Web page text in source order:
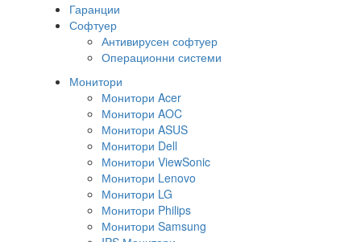
Гаранции
Софтуер
Антивирусен софтуер
Операционни системи
Монитори
Монитори Acer
Монитори AOC
Монитори ASUS
Монитори Dell
Монитори ViewSonic
Монитори Lenovo
Монитори LG
Монитори Philips
Монитори Samsung